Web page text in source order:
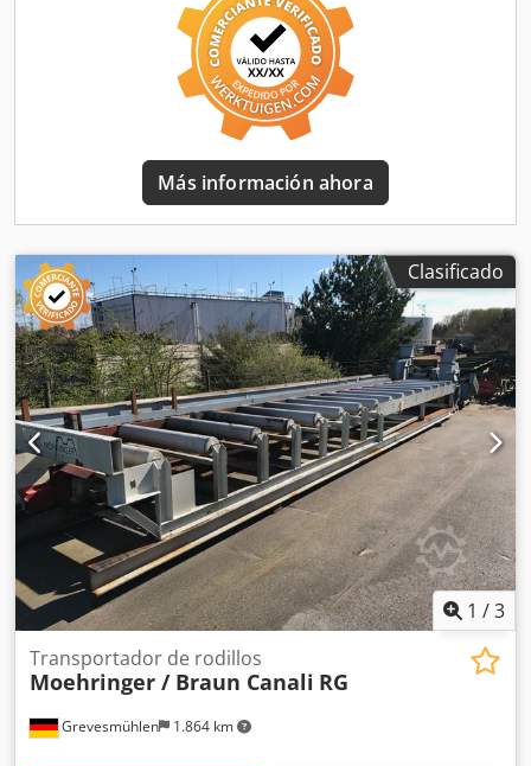
Más información ahora
Clasificado
1 /3
Grevesmühlen 1.864 km
Transportador de rodillos
Moehringer / Braun Canali RG